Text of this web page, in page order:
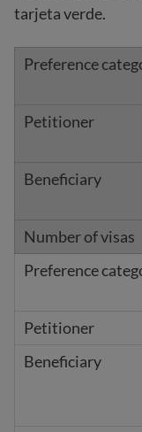
tarjeta verde.